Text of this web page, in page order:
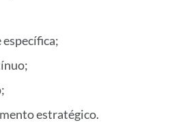
estratégico.